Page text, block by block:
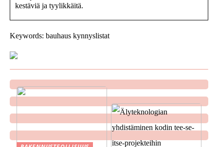
kestäviä ja tyylikkäitä.
Keywords: bauhaus kynnyslistat